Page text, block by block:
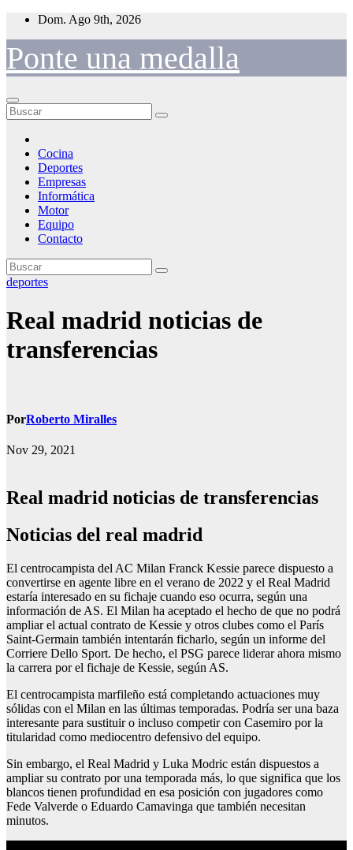
Saltar
contenido
Dom. Ago 9th, 2026
Ponte una medalla
Cocina
Deportes
Empresas
Informática
Motor
Equipo
Contacto
deportes
Real madrid noticias de
transferencias
PorRoberto Miralles
Nov 29, 2021
Real madrid noticias de transferencias
noticias del real madrid
El centrocampista del AC Milan Franck Kessie parece dispuesto a
convertirse en agente libre en el verano de 2022 y el Real Madrid
estaría interesado en su fichaje cuando eso ocurra, según una
información de AS. El Milan ha aceptado el hecho de que no podrá
ampliar el actual contrato de Kessie y otros clubes como el París
Saint-Germain también intentarán ficharlo, según un informe del
Corriere Dello Sport. De hecho, el PSG parece liderar ahora mismo
la carrera por el fichaje de Kessie, según AS.
El centrocampista marfileño está completando actuaciones muy
sólidas con el Milan en las últimas temporadas. Podría ser una baza
interesante para sustituir o incluso competir con Casemiro por la
titularidad como mediocentro defensivo del equipo.
Sin embargo, el Real Madrid y Luka Modric están dispuestos a
ampliar su contrato por una temporada más, lo que significa que los
blancos tienen profundidad en esa posición con jugadores como
Fede Valverde o Eduardo Camavinga que también necesitan
minutos.